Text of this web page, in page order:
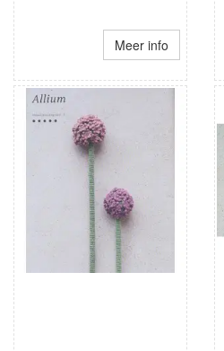
Meer info